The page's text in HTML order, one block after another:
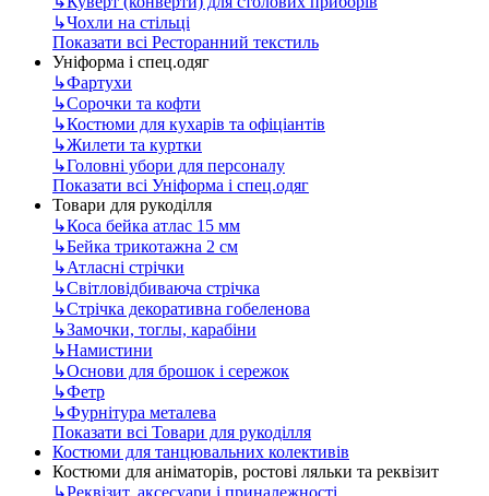
↳Чохли на стільці
Показати всі Ресторанний текстиль
Уніформа і спец.одяг
↳Фартухи
↳Сорочки та кофти
↳Костюми для кухарів та офіціантів
↳Жилети та куртки
↳Головні убори для персоналу
Показати всі Уніформа і спец.одяг
Товари для рукоділля
↳Коса бейка атлас 15 мм
↳Бейка трикотажна 2 см
↳Атласні стрічки
↳Світловідбиваюча стрічка
↳Стрічка декоративна гобеленова
↳Замочки, тоглы, карабіни
↳Намистини
↳Основи для брошок і сережок
↳Фетр
↳Фурнітура металева
Показати всі Товари для рукоділля
Костюми для танцювальних колективів
Костюми для аніматорів, ростові ляльки та реквізит
↳Реквізит, аксесуари і приналежності